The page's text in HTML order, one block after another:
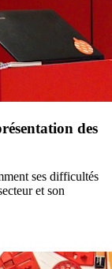
des
ses difficultés
et son